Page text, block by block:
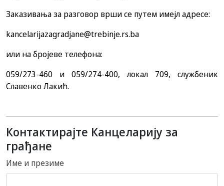
Заказивања за разговор врши се путем имејл адресе:
kancelarijazagradjane@trebinje.rs.ba
или на бројеве телефона:
059/273-460 и 059/274-400, локал 709, службеник
Славенко Лакић.
Контактирајте Канцеларију за
грађане
Име и презиме